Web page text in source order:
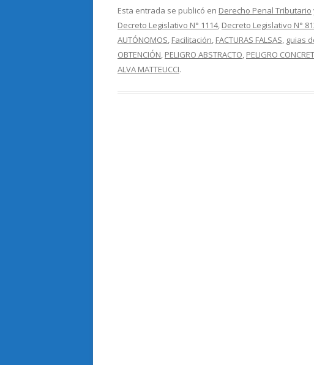
e
b
o
o
itt
er
m
p
ar
Esta entrada se publicó en Derecho Penal Tributario
Decreto Legislativo N° 1114, Decreto Legislativo N°
AUTÓNOMOS, Facilitación, FACTURAS FALSAS, guias
OBTENCIÓN, PELIGRO ABSTRACTO, PELIGRO
ALVA MATTEUCCI.